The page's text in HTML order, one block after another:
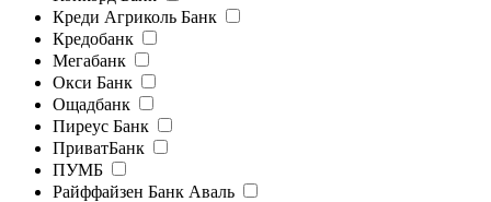
Креди Агриколь Банк
Кредобанк
Мегабанк
Окси Банк
Ощадбанк
Пиреус Банк
ПриватБанк
ПУМБ
Райффайзен Банк Аваль